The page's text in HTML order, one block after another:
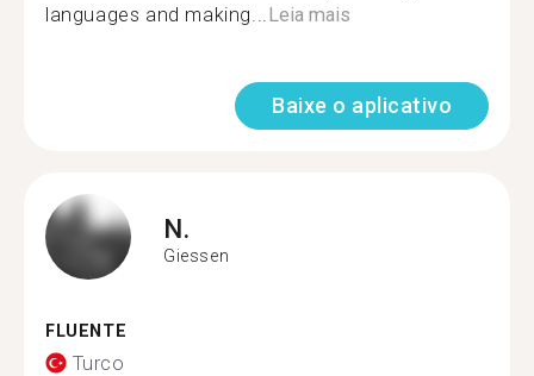
languages and making...Leia mais
Baixe o aplicativo
N.
Giessen
FLUENTE
Turco